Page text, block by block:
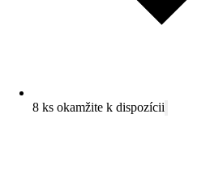
8 ks okamžite k dispozícii